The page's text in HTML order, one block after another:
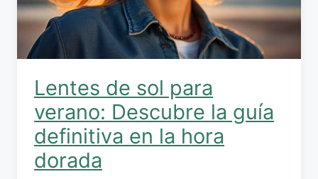
Lentes de sol para
verano: Descubre la guía
definitiva en la hora
dorada